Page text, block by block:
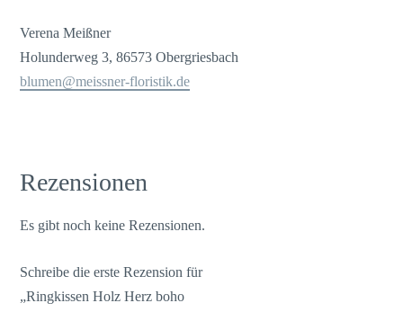
Verena Meißner
Holunderweg 3, 86573 Obergriesbach
blumen@meissner-floristik.de
Rezensionen
Es gibt noch keine Rezensionen.
Schreibe die erste Rezension für
„Ringkissen Holz Herz boho